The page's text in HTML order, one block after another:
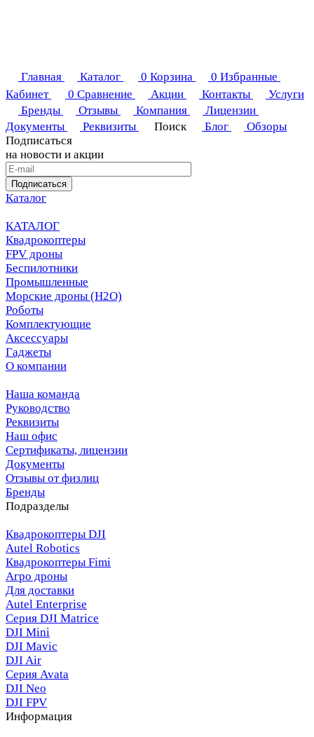
Главная Каталог 0 Корзина 0 Избранные
Кабинет
0 Сравнение Акции Контакты
Услуги
Бренды
Отзывы Компания
Лицензии
Документы
Реквизиты Поиск Блог
Обзоры
Подписаться
на новости и акции
Подписаться
Каталог
КАТАЛОГ
Квадрокоптеры
FPV дроны
Беспилотники
Промышленные
Морские дроны (H2O)
Роботы
Комплектующие
Аксессуары
Гаджеты
О компании
Наша команда
Руководство
Реквизиты
Наш офис
Сертификаты, лицензии
Документы
Отзывы от физлиц
Бренды
Подразделы
Квадрокоптеры DJI
Autel Robotics
Квадрокоптеры Fimi
Агро дроны
Для доставки
Autel Enterprise
Серия DJI Matrice
DJI Mini
DJI Mavic
DJI Air
Серия Avata
DJI Neo
DJI FPV
Информация